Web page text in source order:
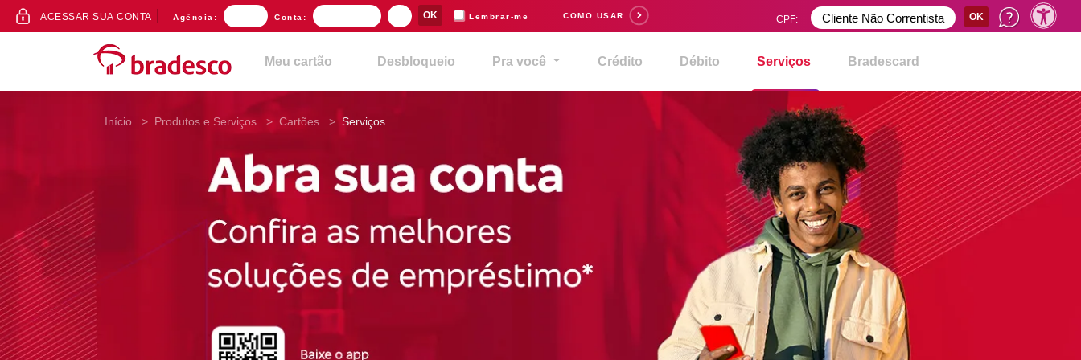
ACESSO
AO
ACESSAR SUA CONTA Agência: Conta: Lembrar-me COMO USAR CPF:
.
Meu cartão Desbloqueio Pra você Crédito Débito Serviços Bradescard
Início Produtos e Serviços Cartões Serviços